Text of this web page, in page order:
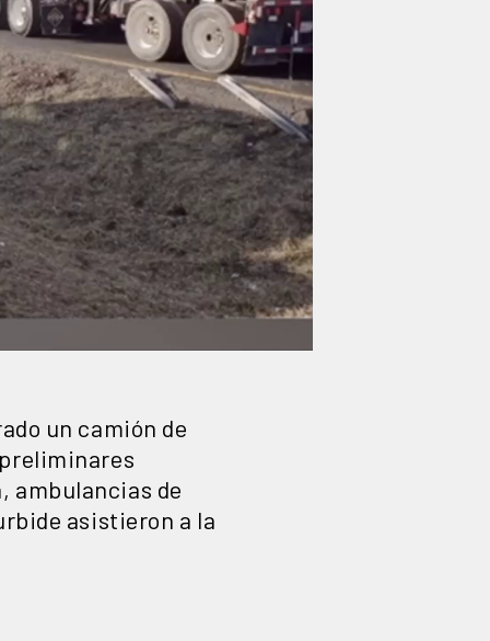
un camión de
ambulancias de
asistieron a la